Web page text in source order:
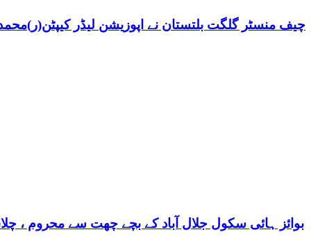
چیف منسٹر گلگت بلتستان نے اپوزیشن لیڈر
بوائز ہائی سکول جلال آباد کے بچے چھت سے محروم ،